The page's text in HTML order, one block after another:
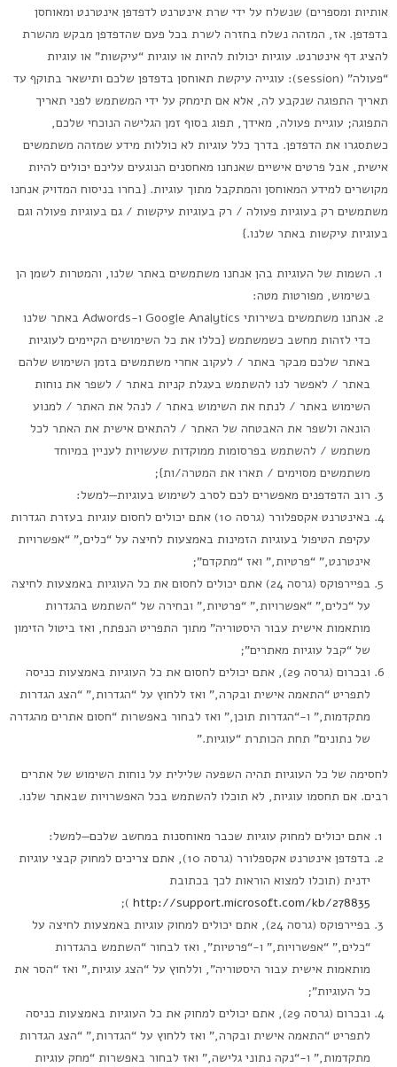
אותיות ומספרים) שנשלח על ידי שרת אינטרנט לדפדפן אינטרנט ומאוחסן
בדפדפן. אז, המזהה נשלח בחזרה לשרת בכל פעם שהדפדפן מבקש מהשרת
להציג דף אינטרנט. עוגיות יכולות להיות או עוגיות “עיקשות” או עוגיות
“פעולה” (session): עוגייה עיקשת תאוחסן בדפדפן שלכם ותישאר בתוקף עד
תאריך התפוגה שנקבע לה, אלא אם תימחק על ידי המשתמש לפני תאריך
התפוגה; עוגיית פעולה, מאידך, תפוג בסוף זמן הגלישה הנוכחי שלכם,
כשתסגרו את הדפדפן. בדרך כלל עוגיות לא כוללות מידע שמזהה משתמשים
אישית, אבל פרטים אישיים שאנחנו מאחסנים הנוגעים עליכם יכולים להיות
מקושרים למידע המאוחסן והמתקבל מתוך עוגיות. {בחרו בניסוח המדויק אנחנו
משתמשים רק בעוגיות פעולה / רק בעוגיות עיקשות / גם בעוגיות פעולה וגם
בעוגיות עיקשות באתר שלנו.}
השמות של העוגיות בהן אנחנו משתמשים באתר שלנו, והמטרות לשמן הן
בשימוש, מפורטות מטה:
אנחנו משתמשים בשירותי Google Analytics ו-Adwords באתר שלנו
כדי לזהות מחשב כשמשתמש {כללו את כל השימושים הקיימים לעוגיות
באתר שלכם מבקר באתר / לעקוב אחרי משתמשים בזמן השימוש שלהם
באתר / לאפשר לנו להשתמש בעגלת קניות באתר / לשפר את נוחות
השימוש באתר / לנתח את השימוש באתר / לנהל את האתר / למנוע
הונאה ולשפר את האבטחה של האתר / להתאים אישית את האתר לכל
משתמש / להשתמש בפרסומות ממוקדות שעשויות לעניין במיוחד
משתמשים מסוימים / תארו את המטרה/ות};
רוב הדפדפנים מאפשרים לכם לסרב לשימוש בעוגיות—למשל:
באינטרנט אקספלורר (גרסה 10) אתם יכולים לחסום עוגיות בעזרת הגדרות
עקיפת הטיפול בעוגיות הזמינות באמצעות לחיצה על “כלים,” “אפשרויות
אינטרנט,” “פרטיות,” ואז “מתקדם”;
בפיירפוקס (גרסה 24) אתם יכולים לחסום את כל העוגיות באמצעות לחיצה
על “כלים,” “אפשרויות,” “פרטיות,” ובחירה של “השתמש בהגדרות
מותאמות אישית עבור היסטוריה” מתוך התפריט הנפתח, ואז ביטול הזימון
של “קבל עוגיות מאתרים”;
ובכרום (גרסה 29), אתם יכולים לחסום את כל העוגיות באמצעות כניסה
לתפריט “התאמה אישית ובקרה,” ואז ללחוץ על “הגדרות,” “הצג הגדרות
מתקדמות,” ו-“הגדרות תוכן,” ואז לבחור באפשרות “חסום אתרים מהגדרה
של נתונים” תחת הכותרת “עוגיות.”
לחסימה של כל העוגיות תהיה השפעה שלילית על נוחות השימוש של אתרים
רבים. אם תחסמו עוגיות, לא תוכלו להשתמש בכל האפשרויות שבאתר שלנו.
אתם יכולים למחוק עוגיות שכבר מאוחסנות במחשב שלכם—למשל:
בדפדפן אינטרנט אקספלורר (גרסה 10), אתם צריכים למחוק קבצי עוגיות
ידנית (תוכלו למצוא הוראות לכך בכתובת
http://support.microsoft.com/kb/278835
);
בפיירפוקס (גרסה 24), אתם יכולים למחוק עוגיות באמצעות לחיצה על
“כלים,” “אפשרויות,” ו-“פרטיות”, ואז לבחור “השתמש בהגדרות
מותאמות אישית עבור היסטוריה”, וללחוץ על “הצג עוגיות,” ואז “הסר את
כל העוגיות”;
ובכרום (גרסה 29), אתם יכולים למחוק את כל העוגיות באמצעות כניסה
לתפריט “התאמה אישית ובקרה,” ואז ללחוץ על “הגדרות,” “הצג הגדרות
מתקדמות,” ו-“נקה נתוני גלישה,” ואז לבחור באפשרות “מחק עוגיות